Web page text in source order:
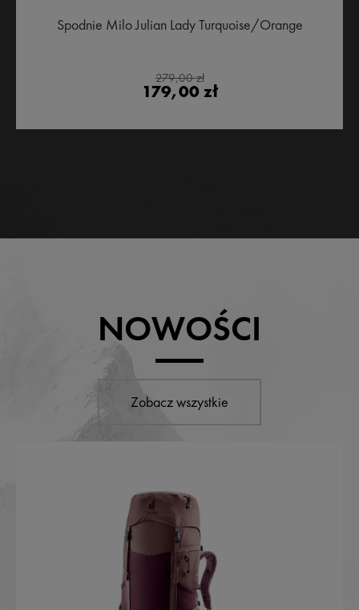
Spodnie Milo Julian Lady Turquoise/Orange
279,00 zł
179,00 zł
NOWOŚCI
Zobacz wszystkie